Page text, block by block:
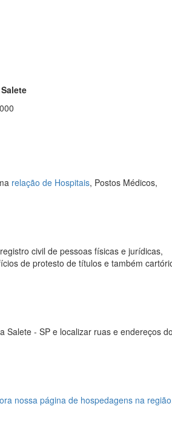
relação de Hospitais, Postos Médicos,
civil de pessoas físicas e jurídicas,
de protesto de títulos e também
Salete - SP e localizar ruas e endereços do
nossa página de hospedagens na região